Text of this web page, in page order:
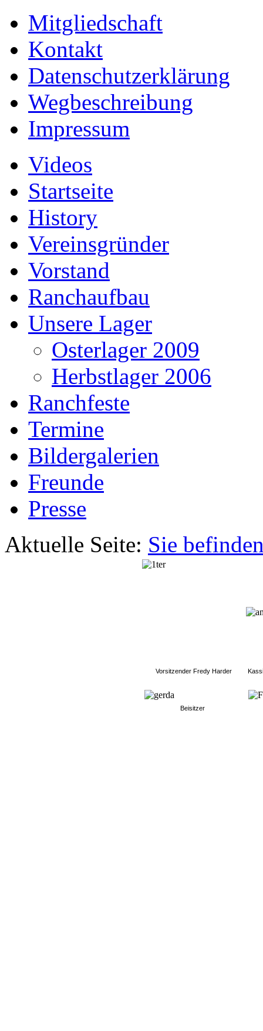
Mitgliedschaft
Kontakt
Datenschutzerklärung
Wegbeschreibung
Impressum
Videos
Startseite
History
Vereinsgründer
Vorstand
Ranchaufbau
Unsere Lager
Osterlager 2009
Herbstlager 2006
Ranchfeste
Termine
Bildergalerien
Freunde
Presse
Aktuelle Seite: Sie
Vorsitzender Fredy Harder
Beisitzer